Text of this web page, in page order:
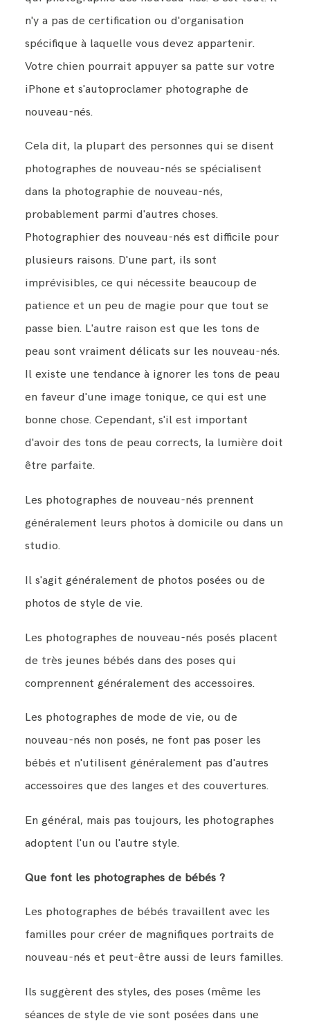
n'y a pas de certification ou d'organisation
spécifique à laquelle vous devez appartenir.
Votre chien pourrait appuyer sa patte sur votre
iPhone et s'autoproclamer photographe de
nouveau-nés.
Cela dit, la plupart des personnes qui se disent
photographes de nouveau-nés se spécialisent
dans la photographie de nouveau-nés,
probablement parmi d'autres choses.
Photographier des nouveau-nés est difficile pour
plusieurs raisons. D'une part, ils sont
imprévisibles, ce qui nécessite beaucoup de
patience et un peu de magie pour que tout se
passe bien. L'autre raison est que les tons de
peau sont vraiment délicats sur les nouveau-nés.
Il existe une tendance à ignorer les tons de peau
en faveur d'une image tonique, ce qui est une
bonne chose. Cependant, s'il est important
d'avoir des tons de peau corrects, la lumière doit
être parfaite.
Les photographes de nouveau-nés prennent
généralement leurs photos à domicile ou dans un
studio.
Il s'agit généralement de photos posées ou de
photos de style de vie.
Les photographes de nouveau-nés posés placent
de très jeunes bébés dans des poses qui
comprennent généralement des accessoires.
Les photographes de mode de vie, ou de
nouveau-nés non posés, ne font pas poser les
bébés et n'utilisent généralement pas d'autres
accessoires que des langes et des couvertures.
En général, mais pas toujours, les photographes
adoptent l'un ou l'autre style.
Que font les photographes de bébés ?
Les photographes de bébés travaillent avec les
familles pour créer de magnifiques portraits de
nouveau-nés et peut-être aussi de leurs familles.
Ils suggèrent des styles, des poses (même les
séances de style de vie sont posées dans une